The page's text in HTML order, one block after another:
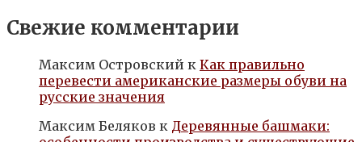
Свежие комментарии
Максим Островский к Как правильно
перевести американские размеры обуви на
русские значения
Максим Беляков к Деревянные башмаки: